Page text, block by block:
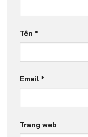
Tên *
Email *
Trang web